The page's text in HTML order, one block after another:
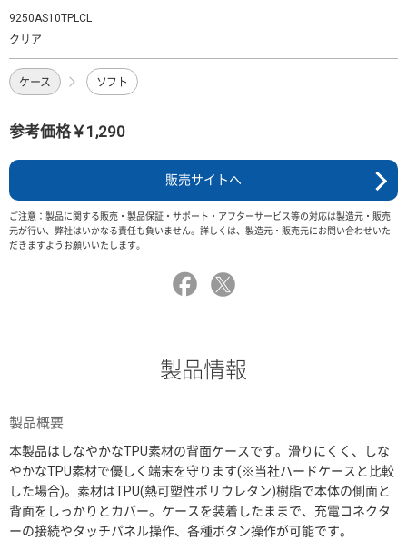
9250AS10TPLCL
クリア
ケース ソフト
参考価格￥1,290
販売サイトへ
ご注意：製品に関する販売・製品保証・サポート・アフターサービス等の対応は製造元・販売
元が行い、弊社はいかなる責任も負いません。詳しくは、製造元・販売元にお問い合わせいた
だきますようお願いいたします。
製品情報
製品概要
本製品はしなやかなTPU素材の背面ケースです。滑りにくく、しな
やかなTPU素材で優しく端末を守ります(※当社ハードケースと比較
した場合)。素材はTPU(熱可塑性ポリウレタン)樹脂で本体の側面と
背面をしっかりとカバー。ケースを装着したままで、充電コネクタ
ーの接続やタッチパネル操作、各種ボタン操作が可能です。